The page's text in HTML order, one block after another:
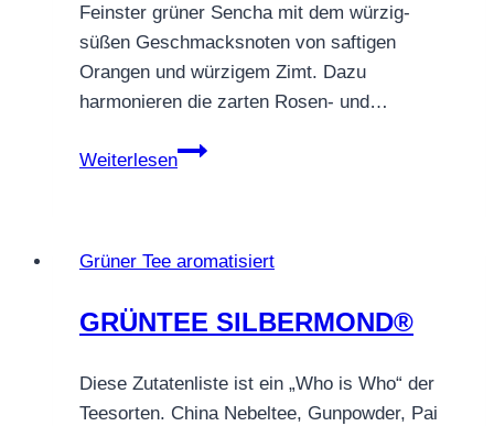
Feinster grüner Sencha mit dem würzig-
süßen Geschmacksnoten von saftigen
Orangen und würzigem Zimt. Dazu
harmonieren die zarten Rosen- und…
Weiterlesen
GRÜNTEE
Grüner Tee aromatisiert
GRÜNTEE SILBERMOND®
Diese Zutatenliste ist ein „Who is Who“ der
Teesorten. China Nebeltee, Gunpowder, Pai